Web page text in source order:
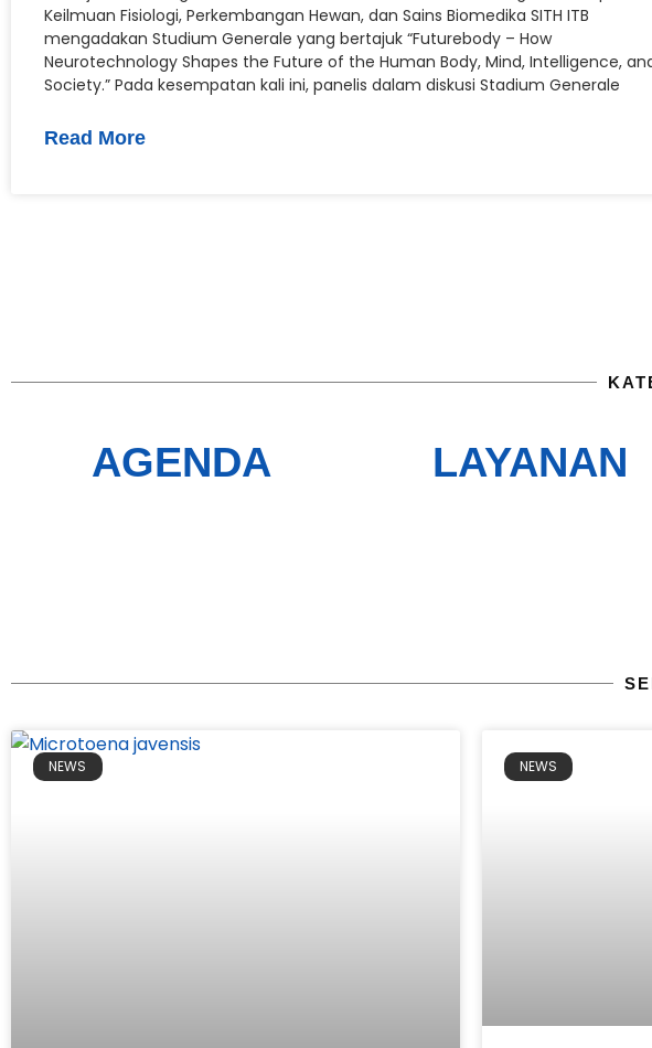
Keilmuan Fisiologi, Perkembangan Hewan, dan Sains Biomedika SITH ITB
mengadakan Studium Generale yang bertajuk “Futurebody – How
Neurotechnology Shapes the Future of the Human Body, Mind, Intelligence,
Society.” Pada kesempatan kali ini, panelis dalam diskusi Stadium Generale
Read More
AGENDA LAYANAN
NEWS NEWS